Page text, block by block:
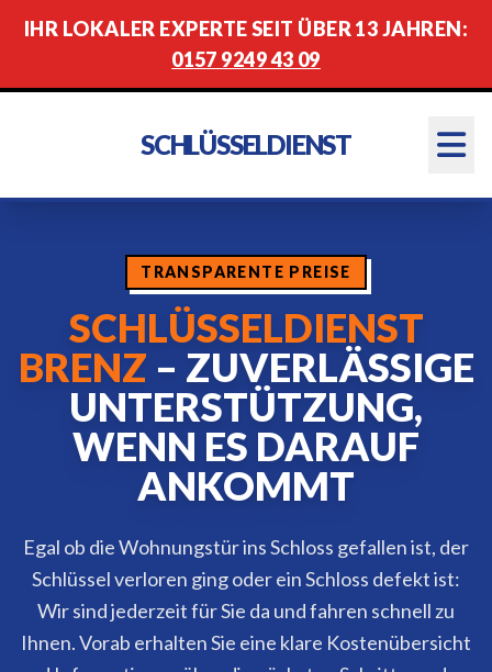
IHR LOKALER EXPERTE SEIT ÜBER 13 JAHREN:
0157 9249 43 09
SCHLÜSSELDIENST
TRANSPARENTE PREISE
SCHLÜSSELDIENST
BRENZ – ZUVERLÄSSIGE
UNTERSTÜTZUNG,
WENN ES DARAUF
ANKOMMT
Egal ob die Wohnungstür ins Schloss gefallen ist, der
Schlüssel verloren ging oder ein Schloss defekt ist:
Wir sind jederzeit für Sie da und fahren schnell zu
Ihnen. Vorab erhalten Sie eine klare Kostenübersicht